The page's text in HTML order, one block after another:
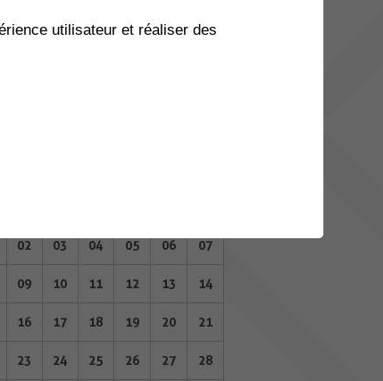
12 13 14 15 16 17
02 03 04 05 06 07
09 10 11 12 13 14
16 17 18 19 20 21
23 24 25 26 27 28
utilisateur et réaliser des